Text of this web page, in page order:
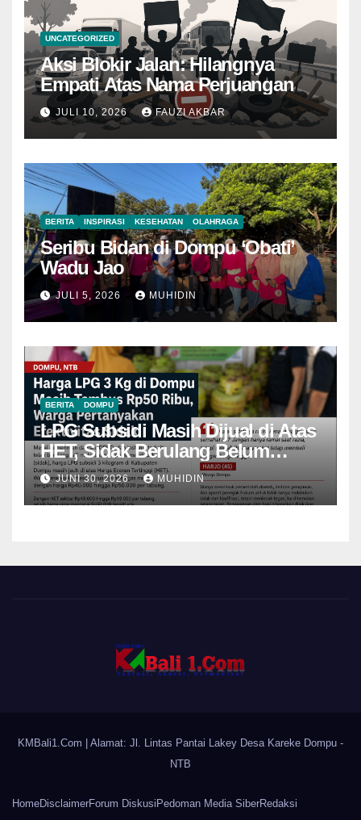
UNCATEGORIZED
Aksi Blokir Jalan: Hilangnya
Empati Atas Nama Perjuangan
JULI 10, 2026 FAUZI AKBAR
BERITA INSPIRASI KESEHATAN OLAHRAGA
Seribu Bidan di Dompu ‘Obati’
Wadu Jao
JULI 5, 2026 MUHIDIN
BERITA DOMPU
LPG Subsidi Masih Dijual di Atas
HET, Sidak Berulang Belum
Mampu Menekan Harga
JUNI 30, 2026 MUHIDIN
KMBali1.Com
| Alamat: Jl. Lintas Pantai Lakey Desa Kareke Dompu -
NTB
HomeDisclaimerForum Diskusi Pedoman Media SiberRedaksi